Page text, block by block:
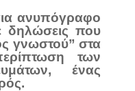
ανυπόγραφο
δηλώσεις που
γνωστού” στα
των
ένας